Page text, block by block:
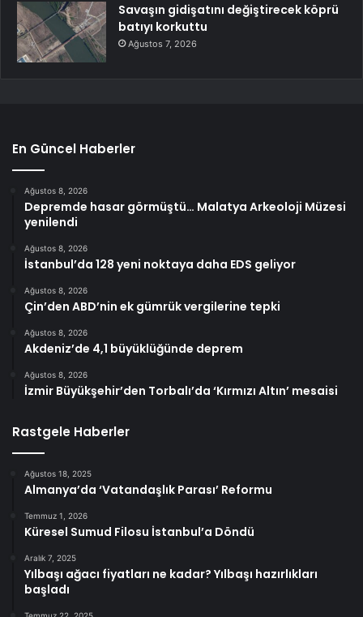
Savaşın gidişatını değiştirecek köprü
batıyı korkuttu
Ağustos 7, 2026
En Güncel Haberler
Ağustos 8, 2026
Depremde hasar görmüştü… Malatya Arkeoloji Müzesi
yenilendi
Ağustos 8, 2026
İstanbul’da 128 yeni noktaya daha EDS geliyor
Ağustos 8, 2026
Çin’den ABD’nin ek gümrük vergilerine tepki
Ağustos 8, 2026
Akdeniz’de 4,1 büyüklüğünde deprem
Ağustos 8, 2026
İzmir Büyükşehir’den Torbalı’da ‘Kırmızı Altın’ mesaisi
Rastgele Haberler
Ağustos 18, 2025
Almanya’da ‘Vatandaşlık Parası’ Reformu
Temmuz 1, 2026
Küresel Sumud Filosu İstanbul’a Döndü
Aralık 7, 2025
Yılbaşı ağacı fiyatları ne kadar? Yılbaşı hazırlıkları
başladı